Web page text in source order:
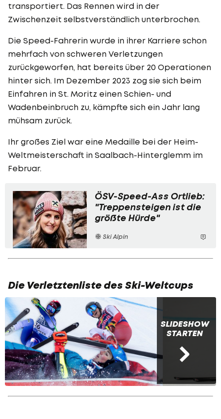
transportiert. Das Rennen wird in der
Zwischenzeit selbstverständlich unterbrochen.
Die Speed-Fahrerin wurde in ihrer Karriere schon
mehrfach von schweren Verletzungen
zurückgeworfen, hat bereits über 20 Operationen
hinter sich. Im Dezember 2023 zog sie sich beim
Einfahren in St. Moritz einen Schien- und
Wadenbeinbruch zu, kämpfte sich ein Jahr lang
mühsam zurück.
Ihr großes Ziel war eine Medaille bei der Heim-
Weltmeisterschaft in Saalbach-Hinterglemm im
Februar.
ÖSV-Speed-Ass Ortlieb:
"Treppensteigen ist die
größte Hürde"
Ski Alpin
Die Verletztenliste des Ski-Weltcups
SLIDESHOW
STARTEN